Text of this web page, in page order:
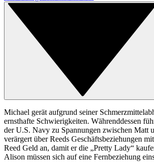
Michael gerät aufgrund seiner
ernsthafte Schwierigkeiten. Währenddessen
der U.S. Navy zu Spannungen zwischen Matt
verärgert über Reeds Geschäftsbeziehungen
Reed Geld an, damit er die „Pretty Lady“
Alison müssen sich auf eine Fernbeziehung